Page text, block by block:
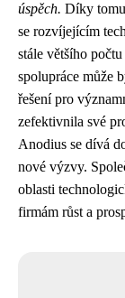
úspěch. Díky
se rozvíjejícím
stále většího
spolupráce může
řešení pro
zefektivnila své
Anodius se dívá
nové výzvy.
oblasti
firmám růst a